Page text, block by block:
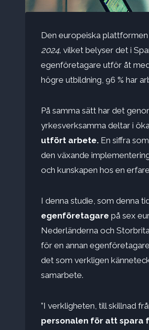
Den europeiska plattformen
2024, vilket belyser det i
egenföretagare utför åt
högre utbildning, 96 % har
På samma sätt har det
yrkesverksamma deltar i
utfört arbete. En siffra
den växande
och kunskapen hos en
I denna studie, som denna
egenföretagare på sex
Nederländerna och
för en annan
det som verkligen
samarbete.
”I verkligheten, till skillnad
personalen för att spara